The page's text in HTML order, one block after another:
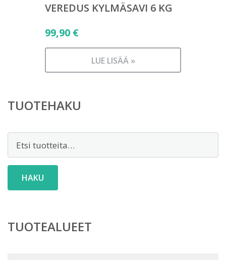
VEREDUS KYLMÄSAVI 6 KG
99,90 €
LUE LISÄÄ »
TUOTEHAKU
HAKU
TUOTEALUEET